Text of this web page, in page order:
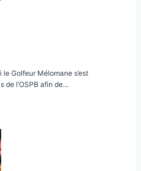
Golfeur Mélomane s’est
de l’OSPB afin de…